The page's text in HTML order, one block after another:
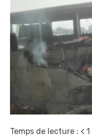
Temps de lecture : < 1